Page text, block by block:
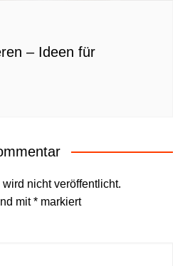
– Ideen für
nicht veröffentlicht.
mit*markiert